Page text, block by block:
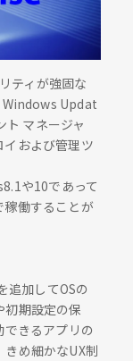
ティが強固な
Updat
マネージャ
および管理ツ
や10であって
働することが
追加してOSの
初期設定の保
きるアプリの
め細かなUX制